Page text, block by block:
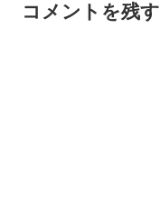
コメントを残す